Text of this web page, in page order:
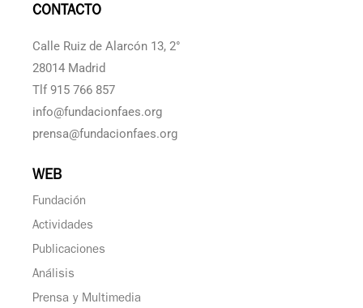
CONTACTO
Calle Ruiz de Alarcón 13, 2°
28014 Madrid
Tlf 915 766 857
info@fundacionfaes.org
prensa@fundacionfaes.org
WEB
Fundación
Actividades
Publicaciones
Análisis
Prensa y Multimedia